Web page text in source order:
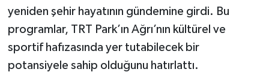
yeniden şehir hayatının gündemine girdi. Bu
programlar, TRT Park’ın Ağrı’nın kültürel ve
sportif hafızasında yer tutabilecek bir
potansiyele sahip olduğunu hatırlattı.